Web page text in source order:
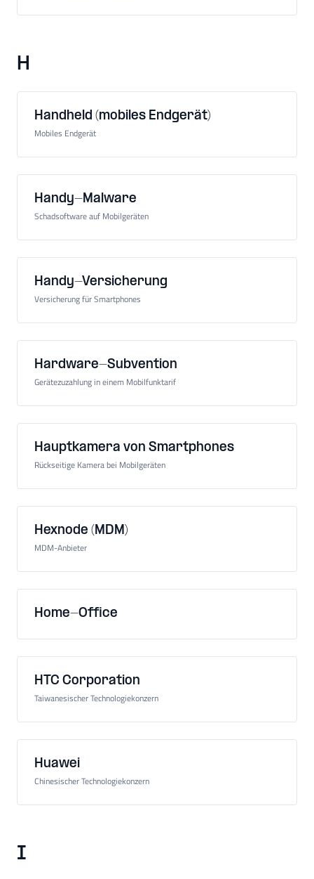
H
Handheld (mobiles Endgerät)
Mobiles Endgerät
Handy-Malware
Schadsoftware auf Mobilgeräten
Handy-Versicherung
Versicherung für Smartphones
Hardware-Subvention
Gerätezuzahlung in einem Mobilfunktarif
Hauptkamera von Smartphones
Rückseitige Kamera bei Mobilgeräten
Hexnode (MDM)
MDM-Anbieter
Home-Office
HTC Corporation
Taiwanesischer Technologiekonzern
Huawei
Chinesischer Technologiekonzern
I